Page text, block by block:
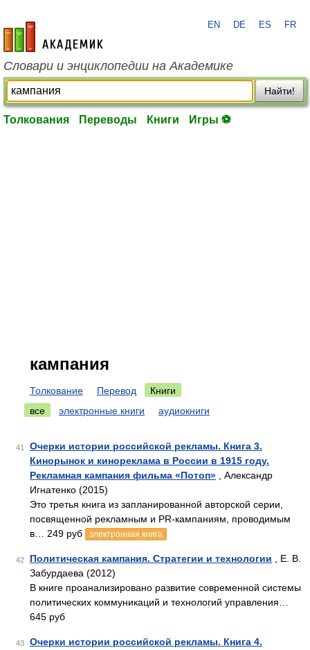
academic.ru
EN DE ES FR
Словари и энциклопедии на Академике
Найти!
Толкования Переводы Книги Игры ⚽
кампания
Толкование Перевод
Книги
все
электронные книги аудиокниги
41
Очерки истории российской рекламы. Книга 3.
Кинорынок и кинореклама в России в 1915 году.
Рекламная кампания фильма «Потоп» , Александр
Игнатенко (2015)
Это третья книга из запланированной авторской серии,
посвященной рекламным и PR-кампаниям, проводимым
в… 249 руб
электронная книга
42 Политическая кампания. Стратегии и технологии , Е. В.
Забурдаева (2012)
В книге проанализировано развитие современной системы
политических коммуникаций и технологий управления…
645 руб
43
Очерки истории российской рекламы. Книга 4.